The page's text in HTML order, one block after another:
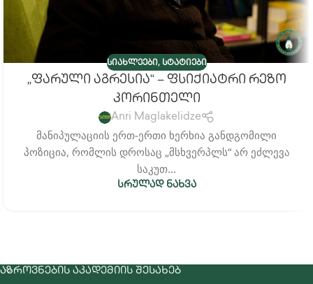
ᲡᲘᲐᲮᲚᲔᲔᲑᲘ, ᲡᲢᲐᲢᲘᲔᲑᲘ
„ფარული Აგრესია“ – Ფსიქიატრი Რეზო
Კორინთელი
Anri Maglakelidze
მანიპულაციის ერთ-ერთი ხერხია განდგომილი
პოზიცია, რომლის დროსაც „მსხვერპლს“ არ ეძლევა
საკუთ...
ᲡᲠᲣᲚᲐᲓ ᲜᲐᲮᲕᲐ
ᲐᲖᲠᲝᲕᲜᲔᲑᲘᲡ ᲐᲙᲐᲓᲔᲛᲘᲘᲡ ᲨᲔᲡᲐᲮᲔᲑ